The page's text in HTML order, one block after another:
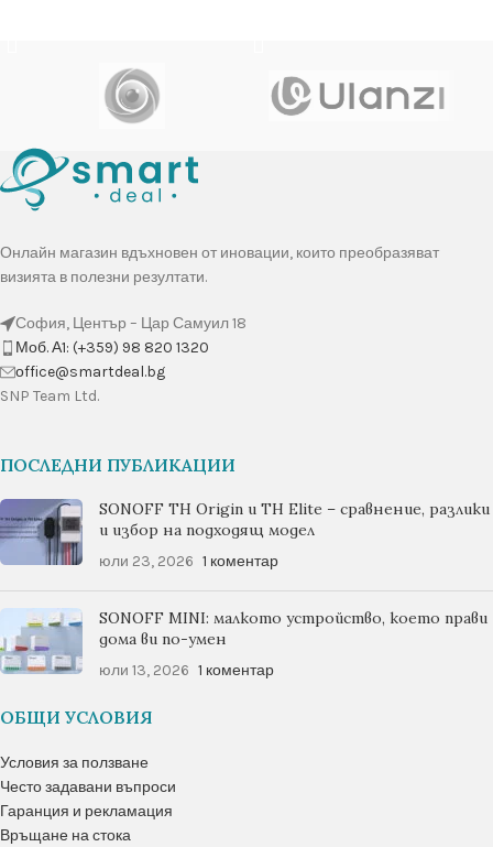
Онлайн магазин вдъхновен от иновации, които преобразяват
визията в полезни резултати.
София, Център – Цар Самуил 18
Моб. А1: (+359) 98 820 1320
оffice@smartdeal.bg
SNP Team Ltd.
ПОСЛЕДНИ ПУБЛИКАЦИИ
SONOFF TH Origin и TH Elite – сравнение, разлики
и избор на подходящ модел
юли 23, 2026 1 коментар
SONOFF MINI: малкото устройство, което прави
дома ви по-умен
юли 13, 2026 1 коментар
ОБЩИ УСЛОВИЯ
Условия за ползване
Често задавани въпроси
Гаранция и рекламация
Връщане на стока